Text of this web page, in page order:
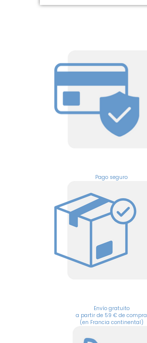
Pago seguro
Envío gratuito
a partir de 59 € de compra
(en Francia continental)